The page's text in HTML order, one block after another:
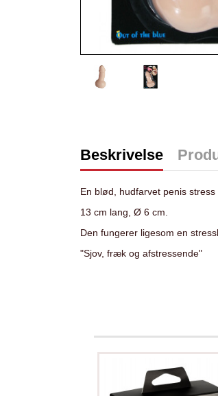
Beskrivelse
En blød, hudfarvet penis stress
13 cm lang, Ø 6 cm.
Den fungerer ligesom en
"Sjov, fræk og afstressende"